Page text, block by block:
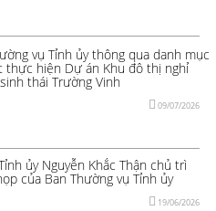
vụ Tỉnh ủy thông qua danh mục
thực hiện Dự án Khu đô thị nghỉ
thái Trường Vinh
09/07/2026
ủy Nguyễn Khắc Thận chủ trì
của Ban Thường vụ Tỉnh ủy
19/06/2026